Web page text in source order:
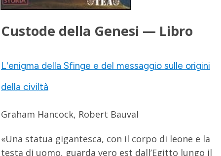
Custode della Genesi — Libro
L'enigma della Sfinge e del messaggio sulle origini
della civiltà
Graham Hancock, Robert Bauval
«Una statua gigantesca, con il corpo di leone e la
testa di uomo, guarda vero est dall’Egitto lungo il